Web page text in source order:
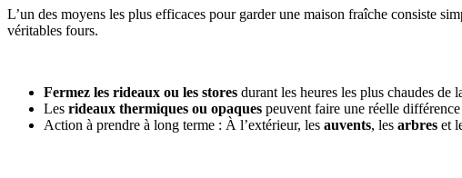
L’un des moyens les plus efficaces pour garder une maison fraîche consiste
véritables fours.
Fermez les rideaux ou les stores durant les heures les plus chaudes de
Les rideaux thermiques ou opaques peuvent faire une réelle
Action à prendre à long terme : À l’extérieur, les auvents, les arbres et